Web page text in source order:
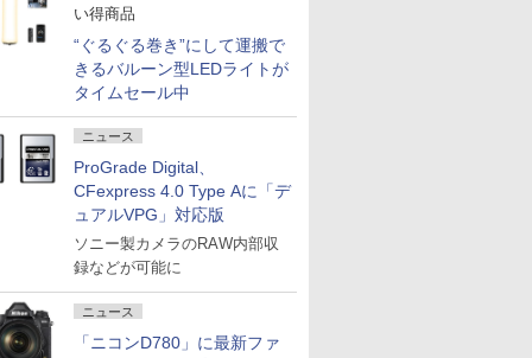
い得商品
“ぐるぐる巻き”にして運搬で
きるバルーン型LEDライトが
タイムセール中
ニュース
ProGrade Digital、
CFexpress 4.0 Type Aに「デ
ュアルVPG」対応版
ソニー製カメラのRAW内部収
録などが可能に
ニュース
「ニコンD780」に最新ファ